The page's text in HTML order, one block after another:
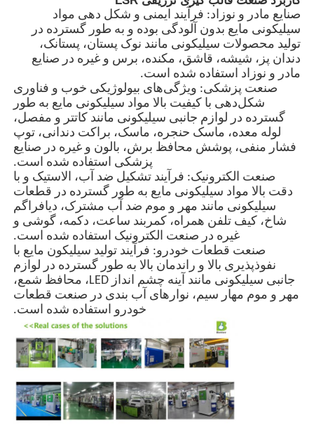
کارخانه تور
کنترل کیفیت
تماس با ما
اخبار
همه موارد
درخواست نقل قول
ماشین تزریق سیلیکون
سیستم دوز LSR
صنایع مادر و نوزاد: فرآیند ایمنی و شکل دهی مواد
سیلیکونی مایع بدون آلودگی بوده و به طور گسترده در
تولید محصولات سیلیکونی مانند نوک پستان، پستانک،
دندان پز، شیشه، قاشق، مکنده، برس و غیره در صنایع
مادر و نوزاد استفاده شده است.
صنعت پزشکی: ویژگی‌های بیولوژیکی خوب و فناوری
شکل‌دهی با کیفیت بالا مواد سیلیکونی مایع به طور
گسترده در لوازم جانبی سیلیکونی مانند کاتتر و مفصل،
لوله معده، ماسک حنجره، ماسک، براکت دندانی، توپ
فشار منفی، پوشش محافظ برش، بالون و غیره در صنایع
پزشکی استفاده شده است.
صنعت الکترونیک: فرآیند تشکیل ضد آب، الاستیک و با
دقت بالا مواد سیلیکونی مایع به طور گسترده در قطعات
سیلیکونی مانند مهر و موم ضد آب مشترک، دیافراگم
شاخ، کیف تلفن همراه، کمربند ساعت، دکمه، گوشی و
غیره در صنعت الکترونیک استفاده شده است.
صنعت قطعات خودرو: فرآیند تولید سیلیکون مایع با
نفوذپذیری بالا و راندمان بالا به طور گسترده در لوازم
جانبی سیلیکونی مانند آینه چشم انداز LED، محافظ شمع،
مهر و موم مهار سیم، نوارهای آب بندی در صنعت قطعات
خودرو استفاده شده است.